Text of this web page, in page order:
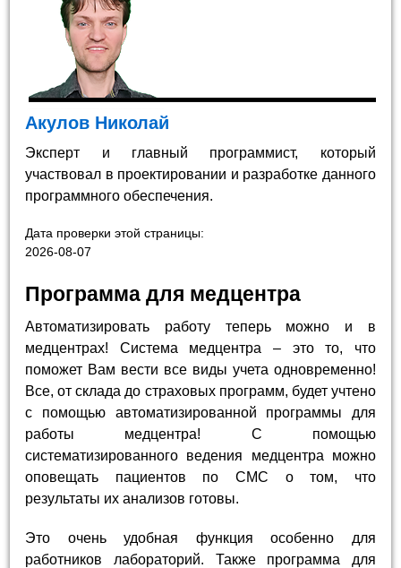
Акулов Николай
Эксперт и главный программист, который
участвовал в проектировании и разработке данного
программного обеспечения.
Дата проверки этой страницы:
2026-08-07
Программа для медцентра
Автоматизировать работу теперь можно и в
медцентрах! Система медцентра – это то, что
поможет Вам вести все виды учета одновременно!
Все, от склада до страховых программ, будет учтено
с помощью автоматизированной программы для
работы медцентра! С помощью
систематизированного ведения медцентра можно
оповещать пациентов по СМС о том, что
результаты их анализов готовы.
Это очень удобная функция особенно для
работников лабораторий. Также программа для